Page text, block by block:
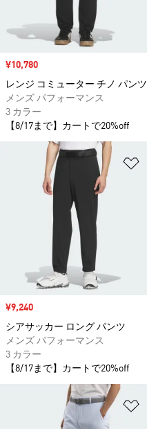
セール価格
¥10,780
レンジ コミューター チノ パンツ
メンズ パフォーマンス
3 カラー
【8/17まで】カートで20%off
セール価格
¥9,240
シアサッカー ロング パンツ
メンズ パフォーマンス
3 カラー
【8/17まで】カートで20%off